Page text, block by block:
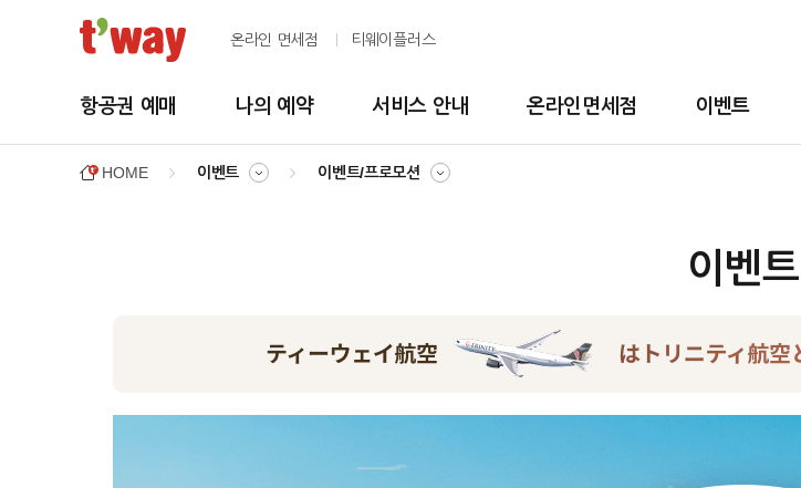
온라인 면세점 티웨이플러스
항공권 예매 나의 예약 서비스 안내 온라인면세점 이벤트
HOME 이벤트 이벤트/프로모션
이벤트